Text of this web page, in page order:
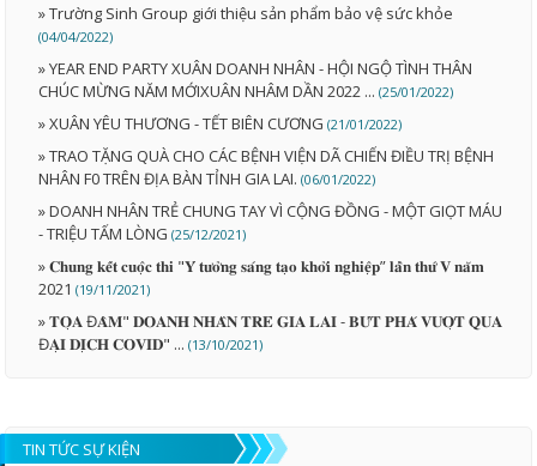
» Trường Sinh Group giới thiệu sản phẩm bảo vệ sức khỏe
(04/04/2022)
» YEAR END PARTY XUÂN DOANH NHÂN - HỘI NGỘ TÌNH THÂN
CHÚC MỪNG NĂM MỚIXUÂN NHÂM DẦN 2022 ...(25/01/2022)
» XUÂN YÊU THƯƠNG - TẾT BIÊN CƯƠNG(21/01/2022)
» TRAO TẶNG QUÀ CHO CÁC BỆNH VIỆN DÃ CHIẾN ĐIỀU TRỊ BỆNH
NHÂN F0 TRÊN ĐỊA BÀN TỈNH GIA LAI.(06/01/2022)
» DOANH NHÂN TRẺ CHUNG TAY VÌ CỘNG ĐỒNG - MỘT GIỌT MÁU
- TRIỆU TẤM LÒNG(25/12/2021)
» 𝐂𝐡𝐮𝐧𝐠 𝐤𝐞̂́𝐭 𝐜𝐮𝐨̣̂𝐜 𝐭𝐡𝐢 "𝐘́ 𝐭𝐮̛𝐨̛̉𝐧𝐠 𝐬𝐚́𝐧𝐠 𝐭𝐚̣𝐨 𝐤𝐡𝐨̛̉𝐢 𝐧𝐠𝐡𝐢𝐞̣̂𝐩” 𝐥𝐚̂̀𝐧 𝐭𝐡𝐮̛́ 𝐕 𝐧𝐚̆𝐦
2021(19/11/2021)
» 𝐓𝐎̣𝐀 Đ𝐀̀𝐌" 𝐃𝐎𝐀𝐍𝐇 𝐍𝐇𝐀̂𝐍 𝐓𝐑𝐄̉ 𝐆𝐈𝐀 𝐋𝐀𝐈 - 𝐁𝐔̛́𝐓 𝐏𝐇𝐀́ 𝐕𝐔̛𝐎̛̣𝐓 𝐐𝐔𝐀
Đ𝐀̣𝐈 𝐃𝐈̣𝐂𝐇 𝐂𝐎𝐕𝐈𝐃" ...(13/10/2021)
TIN TỨC SỰ KIỆN